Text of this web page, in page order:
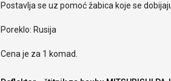
Postavlja se uz pomoć žabica koje se
Poreklo: Rusija
Cena je za 1 komad.